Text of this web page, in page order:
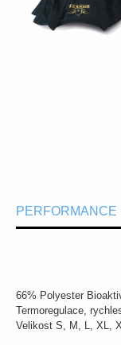
PERFORMANCE
66% Polyester
Termoregulace,
Velikost S, M, L, XL,